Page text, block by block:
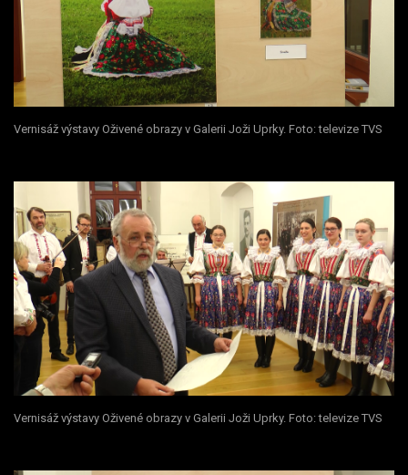
Vernisáž výstavy Oživené obrazy v Galerii Joži Uprky. Foto: televize TVS
Vernisáž výstavy Oživené obrazy v Galerii Joži Uprky. Foto: televize TVS